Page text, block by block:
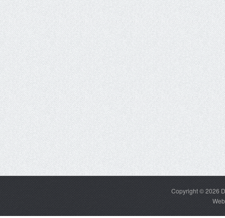
Copyright © 2026